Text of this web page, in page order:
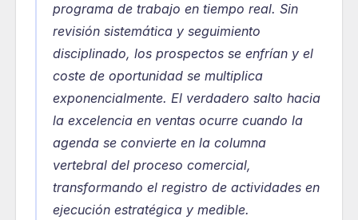
programa de trabajo en tiempo real. Sin
revisión sistemática y seguimiento
disciplinado, los prospectos se enfrían y el
coste de oportunidad se multiplica
exponencialmente. El verdadero salto hacia
la excelencia en ventas ocurre cuando la
agenda se convierte en la columna
vertebral del proceso comercial,
transformando el registro de actividades en
ejecución estratégica y medible.